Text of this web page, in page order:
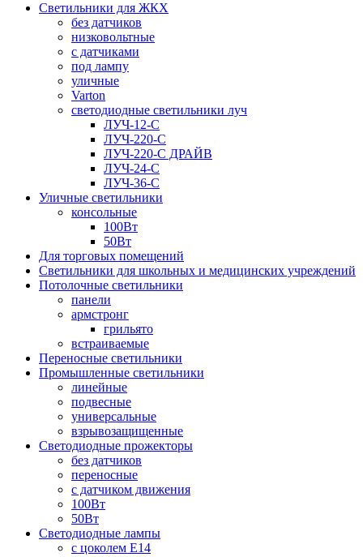
Светильники для ЖКХ
без датчиков
низковольтные
с датчиками
под лампу
уличные
Varton
светодиодные светильники луч
ЛУЧ-12-С
ЛУЧ-220-С
ЛУЧ-220-С ДРАЙВ
ЛУЧ-24-С
ЛУЧ-36-С
Уличные светильники
консольные
100Вт
50Вт
Для торговых помещений
Светильники для школьных и медицинских учреждений
Потолочные светильники
панели
армстронг
грильято
встраиваемые
Переносные светильники
Промышленные светильники
линейные
подвесные
универсальные
взрывозащищенные
Светодиодные прожекторы
без датчиков
переносные
с датчиком движения
100Вт
50Вт
Светодиодные лампы
с цоколем E14